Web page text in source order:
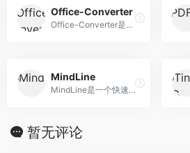
Office-Converter
Office-Converter是一个免费的在线文档转换器，在线转换视频,在线转换音频,在线转换图形,在线转换文档和压缩。
MindLine
MindLine是一个快速高效制作思维导图工具
暂无评论